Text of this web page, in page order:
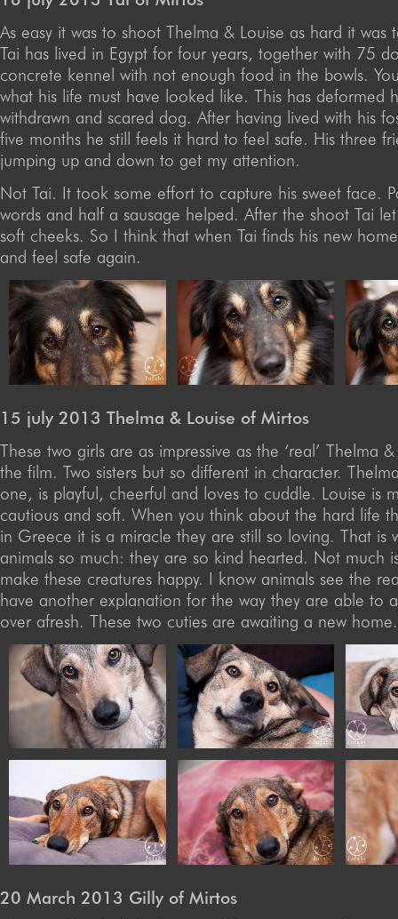
As easy it was to shoot Thelma & Louise as hard it was
Tai has lived in Egypt for four years, together with 75
concrete kennel with not enough food in the bowls.
what his life must have looked like. This has deformed
withdrawn and scared dog. After having lived with his
five months he still feels it hard to feel safe. His three
jumping up and down to get my attention.
Not Tai. It took some effort to capture his sweet face.
words and half a sausage helped. After the shoot Tai
soft cheeks. So I think that when Tai finds his new
and feel safe again.
15 july 2013 Thelma & Louise of Mirtos
These two girls are as impressive as the ‘real’ Thelma
the film. Two sisters but so different in character.
one, is playful, cheerful and loves to cuddle. Louise is
cautious and soft. When you think about the hard life
in Greece it is a miracle they are still so loving. That is
animals so much: they are so kind hearted. Not much
make these creatures happy. I know animals see the
have another explanation for the way they are able to
over afresh. These two cuties are awaiting a new home.
20 March 2013 Gilly of Mirtos